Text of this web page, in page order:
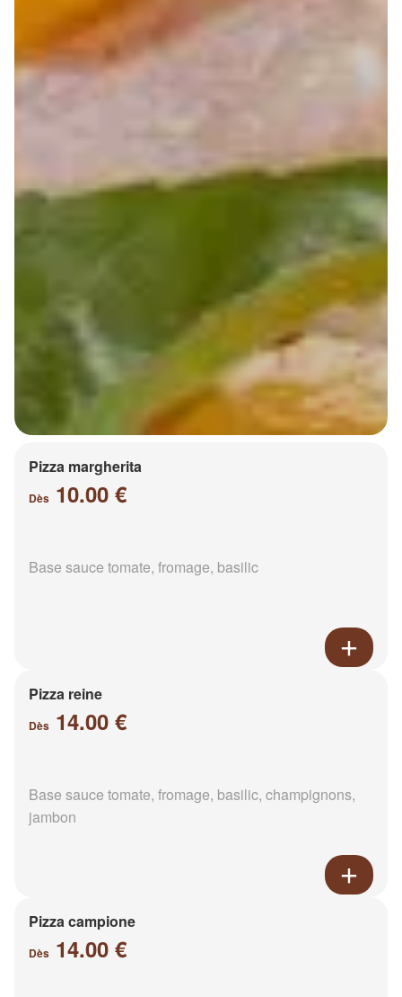
Pizza margherita
Dès 10.00 €
Base sauce tomate, fromage, basilic
Pizza reine
Dès 14.00 €
Base sauce tomate, fromage, basilic, champignons,
jambon
Pizza campione
Dès 14.00 €